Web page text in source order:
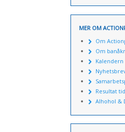
MER OM
Om
Om
Kalendern
Resultat
Alhohol &